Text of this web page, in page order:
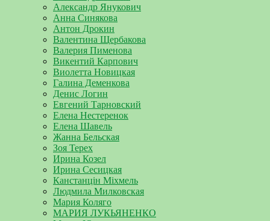
Александр Янукович
Анна Синякова
Антон Дрокин
Валентина Щербакова
Валерия Пименова
Викентий Карпович
Виолетта Новицкая
Галина Деменкова
Денис Логин
Евгений Тарновский
Елена Нестеренок
Елена Шавель
Жанна Бельская
Зоя Терех
Ирина Козел
Ирина Сесицкая
Канстанцін Міхмель
Людмила Милковская
Мария Коляго
МАРИЯ ЛУКЬЯНЕНКО